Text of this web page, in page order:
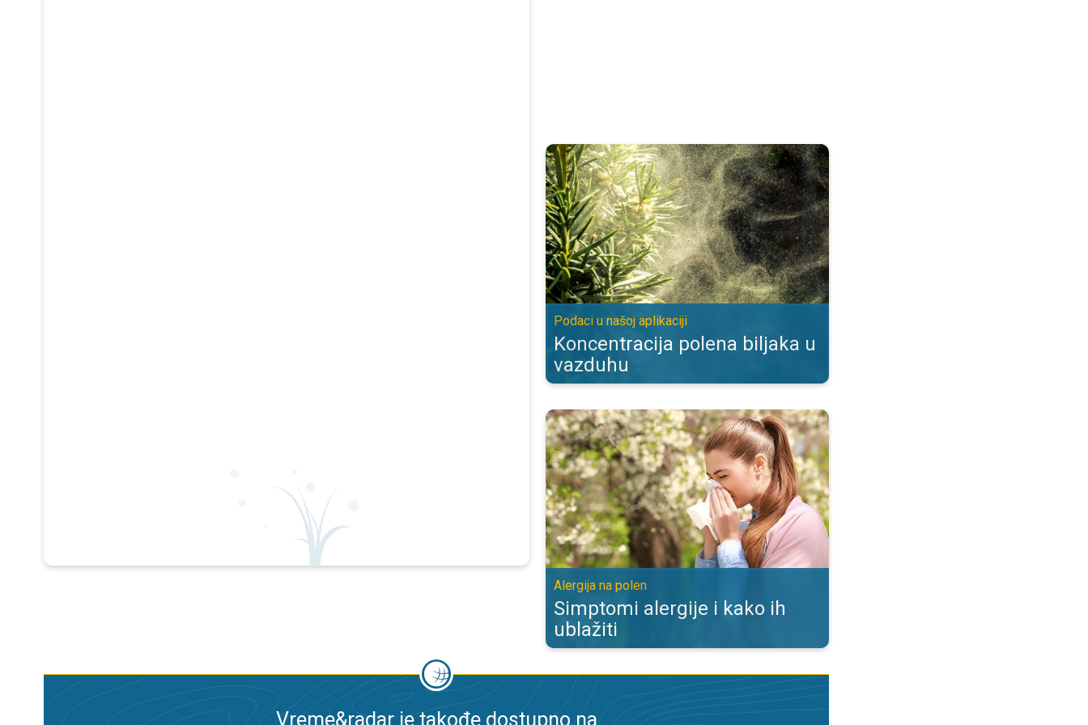
Koncentracija polena biljaka u vazduhu. Podaci u našoj aplikaciji. . .
Podaci u našoj aplikaciji
Koncentracija polena biljaka u
vazduhu
Simptomi alergije i kako ih ublažiti. Alergija na polen. . .
Alergija na polen
Simptomi alergije i kako ih
ublažiti
Vreme&radar je takođe dostupno na